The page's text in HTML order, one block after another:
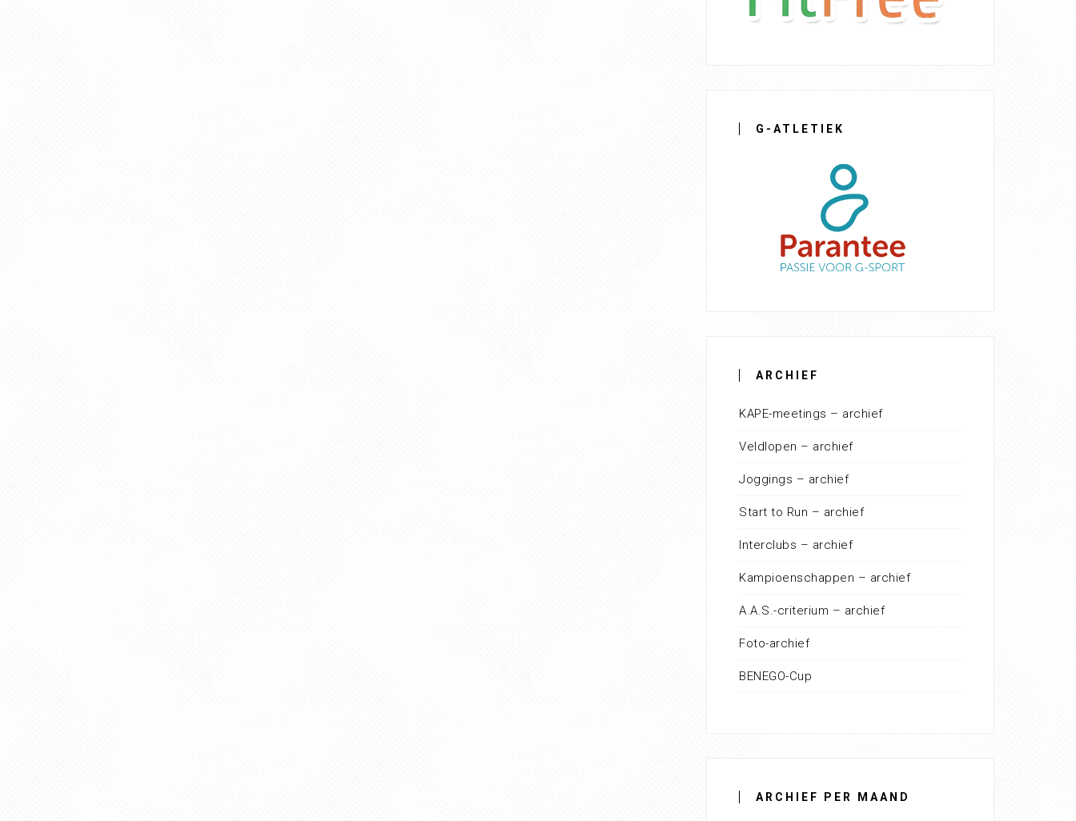
G-ATLETIEK
ARCHIEF
KAPE-meetings – archief
Veldlopen – archief
Joggings – archief
Start to Run – archief
Interclubs – archief
Kampioenschappen – archief
A.A.S.-criterium – archief
Foto-archief
BENEGO-Cup
ARCHIEF PER MAAND